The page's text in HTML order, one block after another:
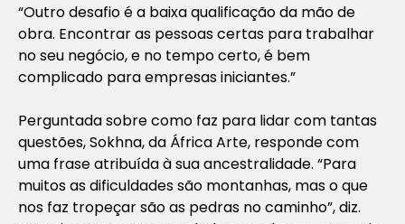
“Outro desafio é a baixa qualificação da mão de
obra. Encontrar as pessoas certas para trabalhar
no seu negócio, e no tempo certo, é bem
complicado para empresas iniciantes.”
Perguntada sobre como faz para lidar com tantas
questões, Sokhna, da África Arte, responde com
uma frase atribuída à sua ancestralidade. “Para
muitos as dificuldades são montanhas, mas o que
nos faz tropeçar são as pedras no caminho”, diz.